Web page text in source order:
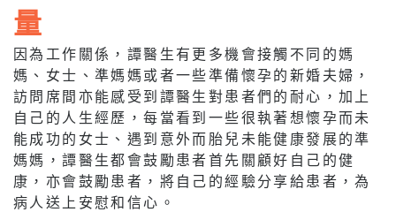
量
因為工作關係，譚醫生有更多機會接觸不同的媽
媽、女士、準媽媽或者一些準備懷孕的新婚夫婦，
訪問席間亦能感受到譚醫生對患者們的耐心，加上
自己的人生經歷，每當看到一些很執著想懷孕而未
能成功的女士、遇到意外而胎兒未能健康發展的準
媽媽，譚醫生都會鼓勵患者首先關顧好自己的健
康，亦會鼓勵患者，將自己的經驗分享給患者，為
病人送上安慰和信心。